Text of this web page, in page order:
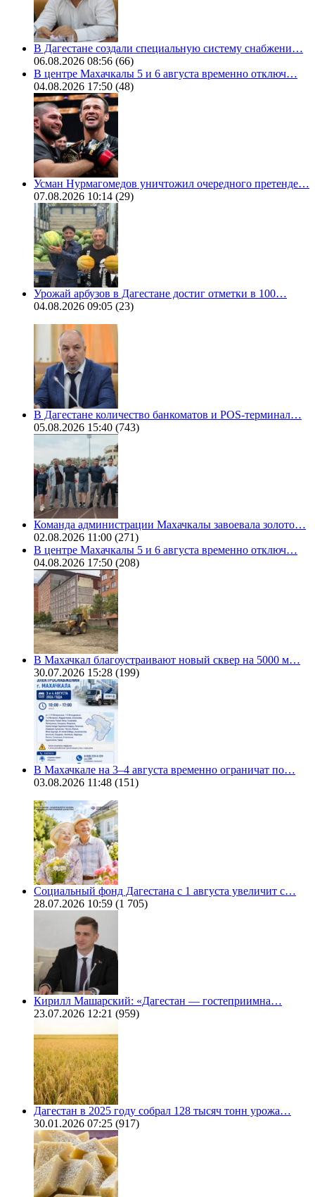
В Дагестане создали специальную систему снабжени…
06.08.2026 08:56 (66)
В центре Махачкалы 5 и 6 августа временно отключ…
04.08.2026 17:50 (48)
Усман Нурмагомедов уничтожил очередного претенде…
07.08.2026 10:14 (29)
Урожай арбузов в Дагестане достиг отметки в 100…
04.08.2026 09:05 (23)
В Дагестане количество банкоматов и POS-терминал…
05.08.2026 15:40 (743)
Команда администрации Махачкалы завоевала золото…
02.08.2026 11:00 (271)
В центре Махачкалы 5 и 6 августа временно отключ…
04.08.2026 17:50 (208)
В Махачкал благоустраивают новый сквер на 5000 м…
30.07.2026 15:28 (199)
В Махачкале на 3–4 августа временно ограничат по…
03.08.2026 11:48 (151)
Социальный фонд Дагестана с 1 августа увеличит с…
28.07.2026 10:59 (1 705)
Кирилл Машарский: «Дагестан — гостеприимна…
23.07.2026 12:21 (959)
Дагестан в 2025 году собрал 128 тысяч тонн урожа…
30.01.2026 07:25 (917)